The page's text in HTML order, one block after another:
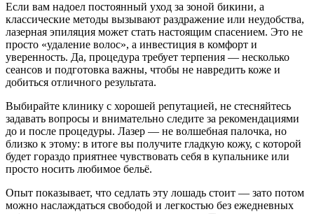
Если вам надоел постоянный уход за зоной бикини, а
классические методы вызывают раздражение или неудобства,
лазерная эпиляция может стать настоящим спасением. Это не
просто «удаление волос», а инвестиция в комфорт и
уверенность. Да, процедура требует терпения — несколько
сеансов и подготовка важны, чтобы не навредить коже и
добиться отличного результата.
Выбирайте клинику с хорошей репутацией, не стесняйтесь
задавать вопросы и внимательно следите за рекомендациями
до и после процедуры. Лазер — не волшебная палочка, но
близко к этому: в итоге вы получите гладкую кожу, с которой
будет гораздо приятнее чувствовать себя в купальнике или
просто носить любимое бельё.
Опыт показывает, что седлать эту лошадь стоит — зато потом
можно наслаждаться свободой и легкостью без ежедневных